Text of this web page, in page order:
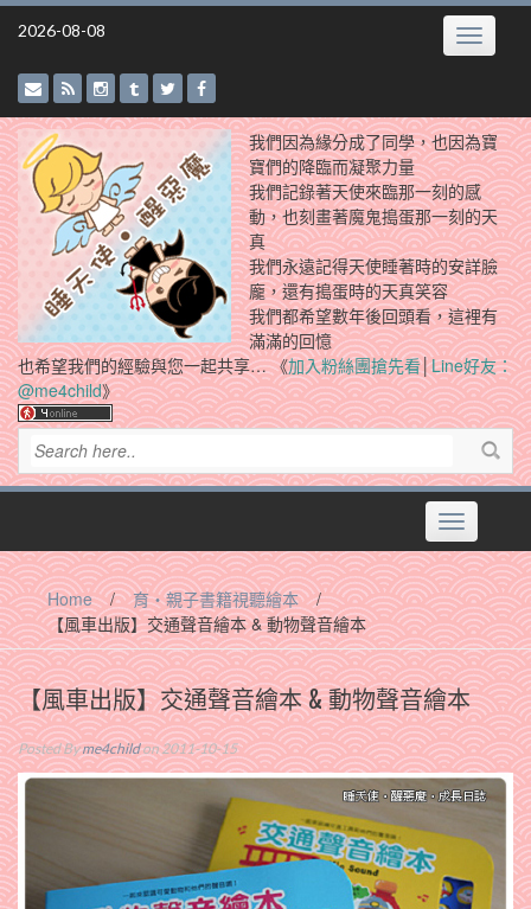
Skip
2026-08-08 Toggle
我們因為緣分成了同學，也因為寶
寶們的降臨而凝聚力量
我們記錄著天使來臨那一刻的感
動，也刻畫著魔鬼搗蛋那一刻的天
真
我們永遠記得天使睡著時的安詳臉
龐，還有搗蛋時的天真笑容
我們都希望數年後回頭看，這裡有
滿滿的回憶
也希望我們的經驗與您一起共享… 《加入粉絲團搶先看│Line好友：
@me4child》
Toggle
navigation
Home / 育‧親子書籍視聽繪本
/
【風車出版】交通聲音繪本 & 動物聲音繪本
【風車出版】交通聲音繪本 & 動物聲音繪本
Posted Byme4childon 2011-10-15